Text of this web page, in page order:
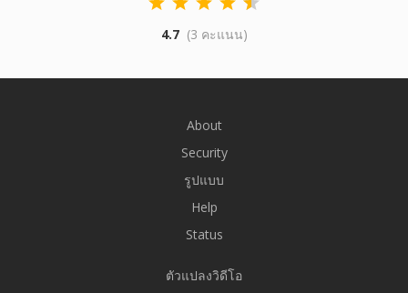
4.7 (3 คะแนน)
About
Security
รูปแบบ
Help
Status
ตัวแปลงวิดีโอ